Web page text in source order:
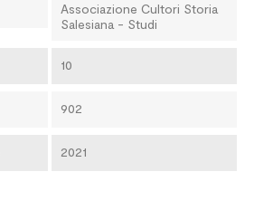
Associazione Cultori Storia
Salesiana - Studi
10
902
2021